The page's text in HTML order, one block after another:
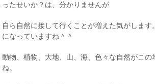
ったせいか？は、分かりませんが
自ら自然に接して行くことが増えた気がします
になっていますね＾＾
動物、植物、大地、山、海、色々な自然がこの
ね。